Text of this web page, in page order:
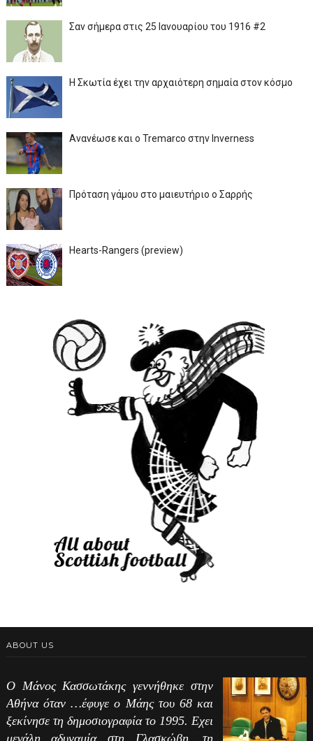
Σαν σήμερα στις 25 Ιανουαρίου του 1916 #2
Η Σκωτία έχει την αρχαιότερη σημαία στον κόσμο
Ανανέωσε και ο Tremarco στην Inverness
Πρόταση γάμου στο μαιευτήριο ο Σαρρής
Hearts-Rangers (preview)
ABOUT US
Ο Μάνος Κασσωτάκης γεννήθηκε στην
Αθήνα όταν …έφυγε ο Μάης του 68 και
ξεκίνησε τη δημοσιογραφία το 1995. Εχει
μεγάλη αδυναμία στη Γλασκώβη, τη